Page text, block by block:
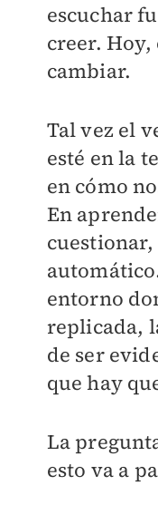
escuchar
creer. Hoy,
cambiar.
Tal vez el
esté en la
en cómo
En
entorno
replicada,
de ser
que hay
La
esto va a